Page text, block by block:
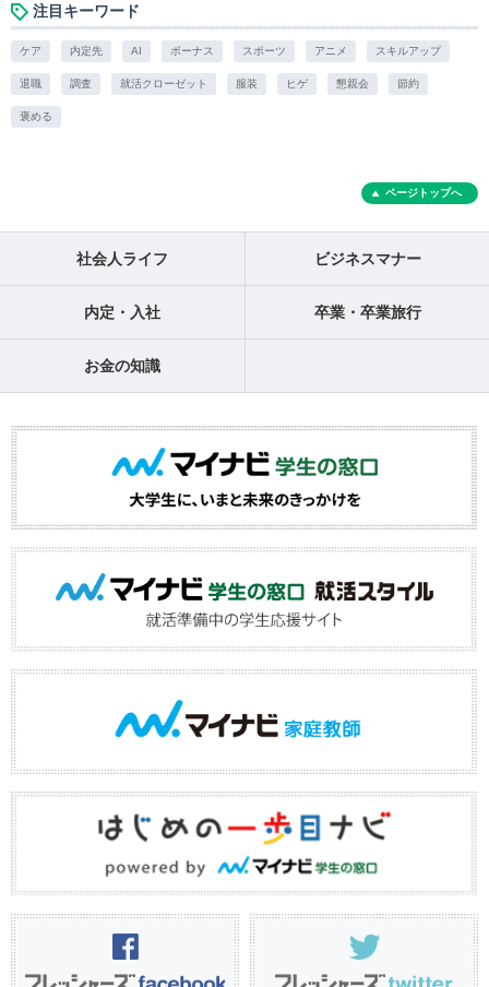
注目キーワード
ケア 内定先 AI ボーナス スポーツ アニメ スキルアップ
退職 調査 就活クローゼット 服装 ヒゲ 懇親会 節約
褒める
ページトップへ
社会人ライフ ビジネスマナー
内定・入社 卒業・卒業旅行
お金の知識